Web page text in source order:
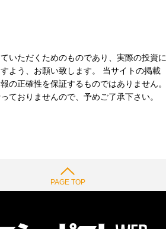
いただくためのものであり、実際の投資に
よう、お願い致します。 当サイトの掲載
の正確性を保証するものではありません。
ておりませんので、予めご了承下さい。
PAGE TOP